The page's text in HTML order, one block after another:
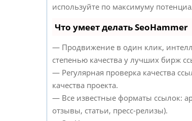
используйте по максимуму
Что умеет делать SeoHammer
— Продвижение в один клик,
степенью качества у лучших бирж
— Регулярная проверка качества
качества проекта.
— Все известные форматы ссылок:
отзывы, статьи, пресс-релизы).